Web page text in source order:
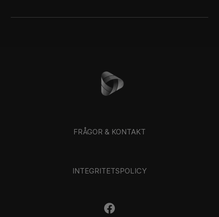
FRÅGOR & KONTAKT
INTEGRITETSPOLICY